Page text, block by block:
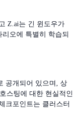
Z.ai는 긴 윈도우가
오에 특별히 학습되
공개되어 있으며, 상
스팅에 대한 현실적인
크포인트는 클러스터